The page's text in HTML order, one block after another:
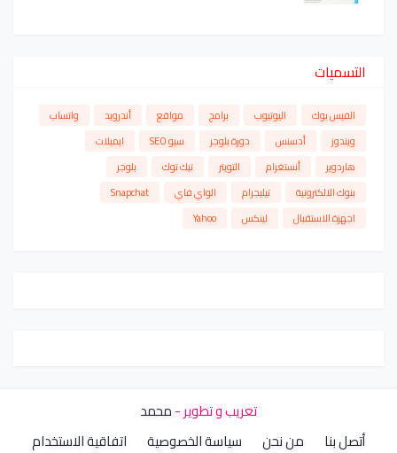
التسميات
الفيس بوك اليوتيوب برامج مواقع أندرويد
واتساب
ويندوز
أدسنس دورة بلوجر سيو SEO
ايميلات
هاردوير
أنستغرام التويتر تيك توك
بلوجر
بنوك الالكترونية
تيليجرام الواي فاي
Snapchat
اجهزة الاستقبال
لينكس Yahoo
تعريب و تطوير -محمد
أتصل بنا
من نحن سياسة الخصوصية
اتفاقية الاستخدام